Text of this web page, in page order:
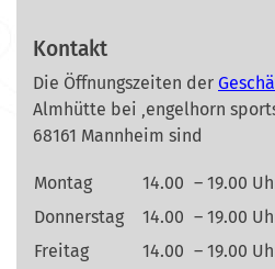
Kontakt
Die Öffnungszeiten der
Almhütte bei ‚engelhorn
68161 Mannheim sind
Montag 14.00 – 19.00
Donnerstag
14.00 – 19.00
Freitag
14.00 – 19.00